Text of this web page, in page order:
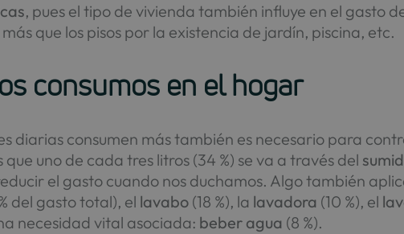
, pues el tipo de vivienda también influye en el gasto
que los pisos por la existencia de jardín, piscina, etc.
consumos en el hogar
diarias consumen más también es necesario para
que uno de cada tres litros (34 %) se va a través del
el gasto cuando nos duchamos. Algo también
del gasto total), el lavabo (18 %), la lavadora (10 %), el
necesidad vital asociada: beber agua (8 %).